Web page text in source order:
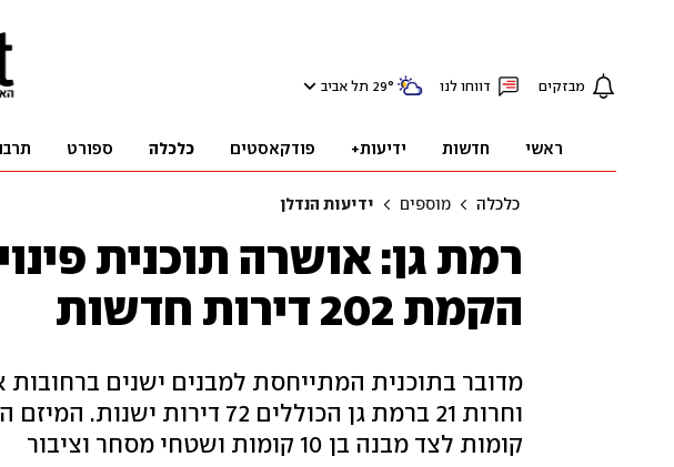
מבזקים דווחו לנו 29° תל אביב
ראשי חדשות ידיעות+ פודקאסטים כלכלה ספורט
כלכלה מוספים ידיעות הנדלן
רמת גן: אושרה תוכנית
הקמת 202 דירות חדשות
קומות לצד מבנה בן 10 קומות ושטחי מסחר וציבור